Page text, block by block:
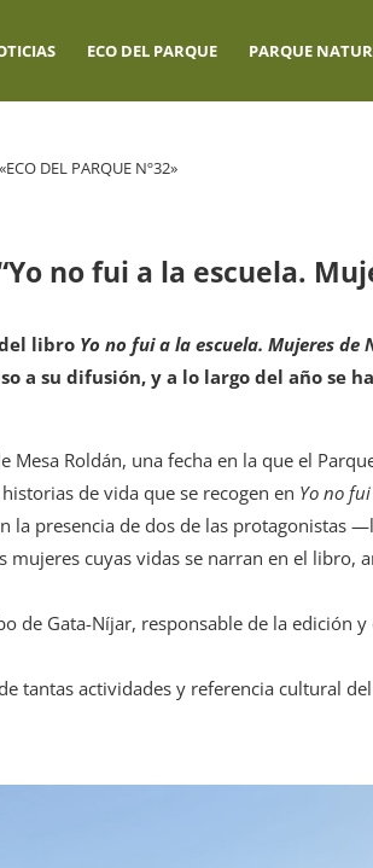
ECO DEL PARQUE PARQUE
DEL PARQUE Nº32»
no fui a la escuela.
libro Yo no fui a la escuela. Mujeres de
a su difusión, y a lo largo del año se
Roldán, una fecha en la que el
de vida que se recogen en Yo no
la presencia de dos de las protagonistas
cuyas vidas se narran en el libro,
de Gata-Níjar, responsable de la edición
tantas actividades y referencia cultural